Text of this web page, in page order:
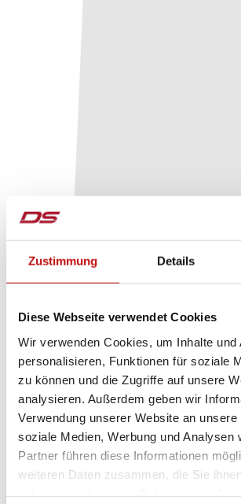
Zustimmung Details
Diese Webseite verwendet Cookies
Wir verwenden Cookies, um Inhalte und
personalisieren, Funktionen für soziale
zu können und die Zugriffe auf unsere
analysieren. Außerdem geben wir
Verwendung unserer Website an
soziale Medien, Werbung und Analysen
Partner führen diese Informationen
weiteren Daten zusammen, die Sie